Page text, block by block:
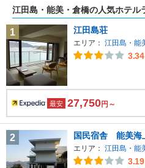
江田島・能美・倉橋の人気ホテル
1 江田島荘
エリア： 江田島・能
3.34
最安 27,750円～
2 国民宿舎 能美海
エリア： 江田島・能
3.19